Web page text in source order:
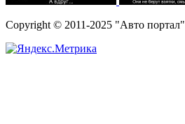
Copyright © 2011-2025 "Авто портал"